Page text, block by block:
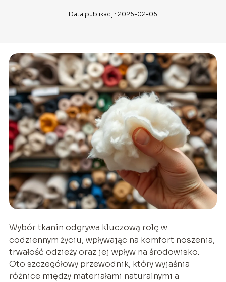
Data publikacji: 2026-02-06
Wybór tkanin odgrywa kluczową rolę w
codziennym życiu, wpływając na komfort noszenia,
trwałość odzieży oraz jej wpływ na środowisko.
Oto szczegółowy przewodnik, który wyjaśnia
różnice między materiałami naturalnymi a